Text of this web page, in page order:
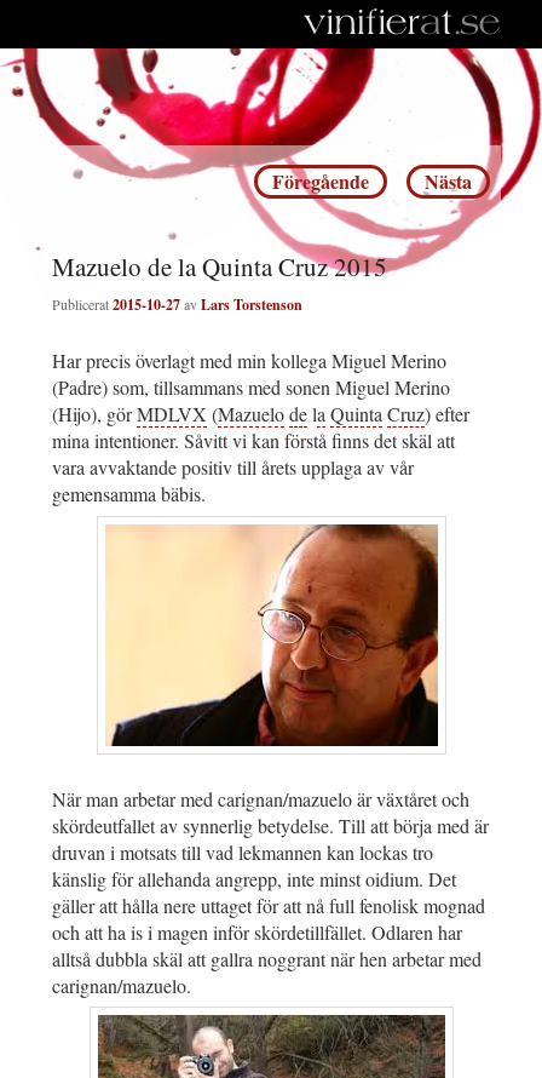
Inläggsnavigering
Föregående Nästa
Mazuelo de la Quinta Cruz 2015
Publicerat2015-10-27avLars Torstenson
Har precis överlagt med min kollega Miguel Merino
(Padre) som, tillsammans med sonen Miguel Merino
(Hijo), görMDLVX (MazuelodelaQuintaCruz) efter
mina intentioner. Såvitt vi kan förstå finns det skäl att
vara avvaktande positiv till årets upplaga av vår
gemensamma bäbis.
När man arbetar med carignan/mazuelo är växtåret och
skördeutfallet av synnerlig betydelse. Till att börja med är
druvan i motsats till vad lekmannen kan lockas tro
känslig för allehanda angrepp, inte minst oidium. Det
gäller att hålla nere uttaget för att nå full fenolisk mognad
och att ha is i magen inför skördetillfället. Odlaren har
alltså dubbla skäl att gallra noggrant när hen arbetar med
carignan/mazuelo.